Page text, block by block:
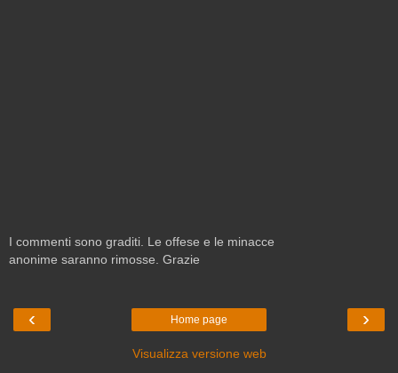
I commenti sono graditi. Le offese e le minacce
anonime saranno rimosse. Grazie
‹ ›
Home page
Visualizza versione web